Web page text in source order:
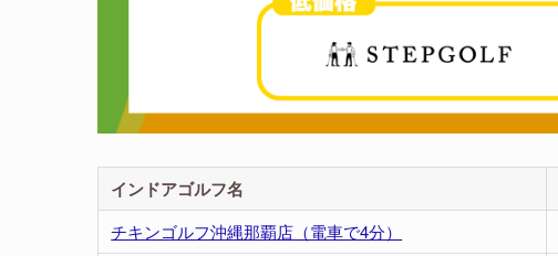
インドアゴルフ名
チキンゴルフ沖縄那覇店（電車で4分）